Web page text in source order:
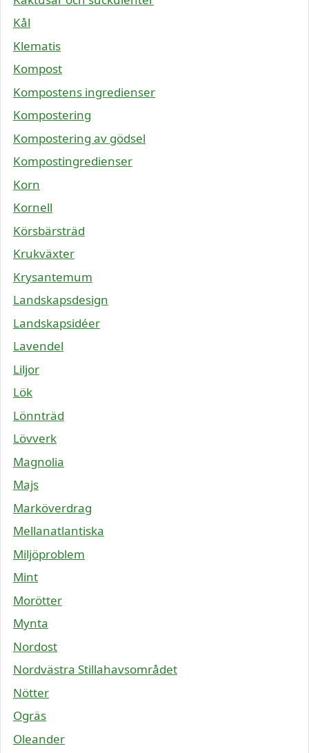
Kål
Klematis
Kompost
Kompostens ingredienser
Kompostering
Kompostering av gödsel
Kompostingredienser
Korn
Kornell
Körsbärsträd
Krukväxter
Krysantemum
Landskapsdesign
Landskapsidéer
Lavendel
Liljor
Lök
Lönnträd
Lövverk
Magnolia
Majs
Marköverdrag
Mellanatlantiska
Miljöproblem
Mint
Morötter
Mynta
Nordost
Nordvästra Stillahavsområdet
Nötter
Ogräs
Oleander